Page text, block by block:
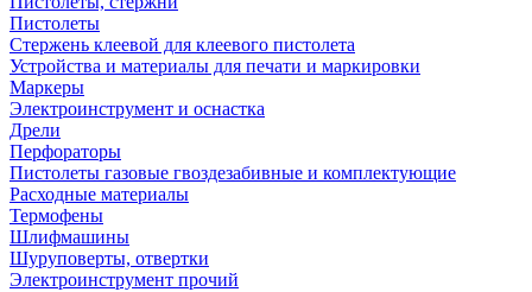
Пистолеты
Стержень клеевой для клеевого пистолета
Устройства и материалы для печати и маркировки
Маркеры
Электроинструмент и оснастка
Дрели
Перфораторы
Пистолеты газовые гвоздезабивные и комплектующие
Расходные материалы
Термофены
Шлифмашины
Шуруповерты, отвертки
Электроинструмент прочий